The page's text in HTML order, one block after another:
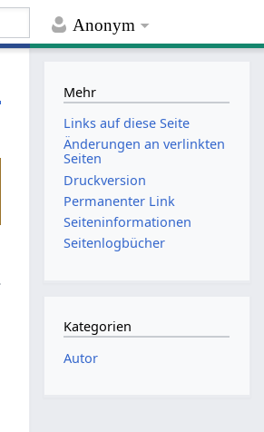
Anonym
Mehr
Links auf diese Seite
Änderungen an verlinkten
Seiten
Druckversion
Permanenter Link
Seiten­­informationen
Seitenlogbücher
Kategorien
Autor